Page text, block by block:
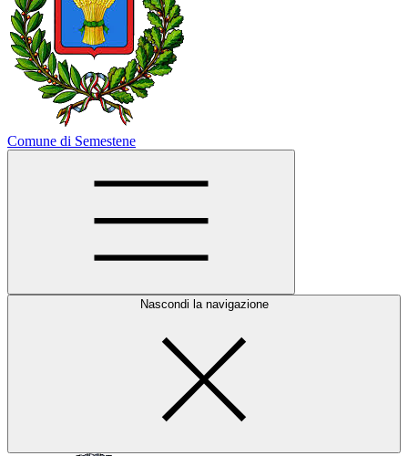
Comune di Semestene
Nascondi la navigazione